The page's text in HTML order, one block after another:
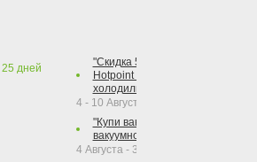
25 дней
"Скидка 50% на варочную
Hotpoint при покупке духового
холодильника Hotpoint!"
4 - 10 Августа 2026
"Купи вакуумный упаковщик +
вакуумного упаковщика =
4 Августа - 30 Сентября 2026